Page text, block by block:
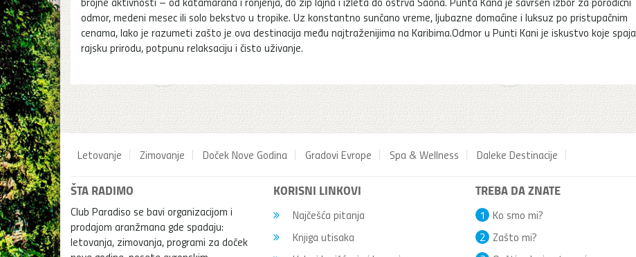
odmor, medeni mesec ili solo bekstvo u tropike. Uz konstantno sunčano vreme, ljubazne domaćine i luksuz po pristupačnim
cenama, lako je razumeti zašto je ova destinacija među najtraženijima na Karibima.Odmor u Punti Kani je iskustvo koje spaja
rajsku prirodu, potpunu relaksaciju i čisto uživanje.
Letovanje Zimovanje Doček Nove Godina Gradovi Evrope Spa & Wellness Daleke Destinacije
ŠTA RADIMO
Club Paradiso se bavi organizacijom i
prodajom aranžmana gde spadaju:
letovanja, zimovanja, programi za doček
KORISNI LINKOVI
Najčešća pitanja
Knjiga utisaka
TREBA DA ZNATE
Ko smo mi?
1
Zašto mi?
2